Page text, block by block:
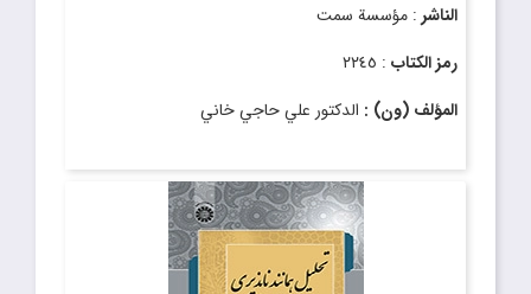
الناشر : مؤسسة سمت
رمز الكتاب : ٢٢٤٥
المؤلف (ون) : الدكتور علي حاجي خاني